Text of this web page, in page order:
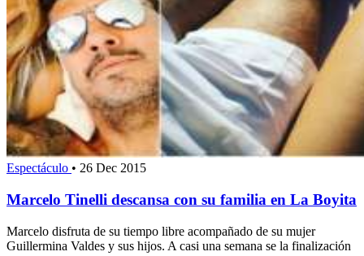
Espectáculo • 26 Dec 2015
Marcelo Tinelli descansa con su familia en La Boyita
Marcelo disfruta de su tiempo libre acompañado de su mujer
Guillermina Valdes y sus hijos. A casi una semana se la finalización